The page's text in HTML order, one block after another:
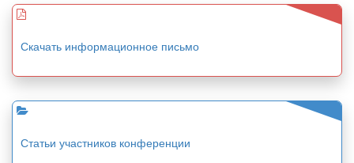
Скачать информационное письмо
Статьи участников конференции